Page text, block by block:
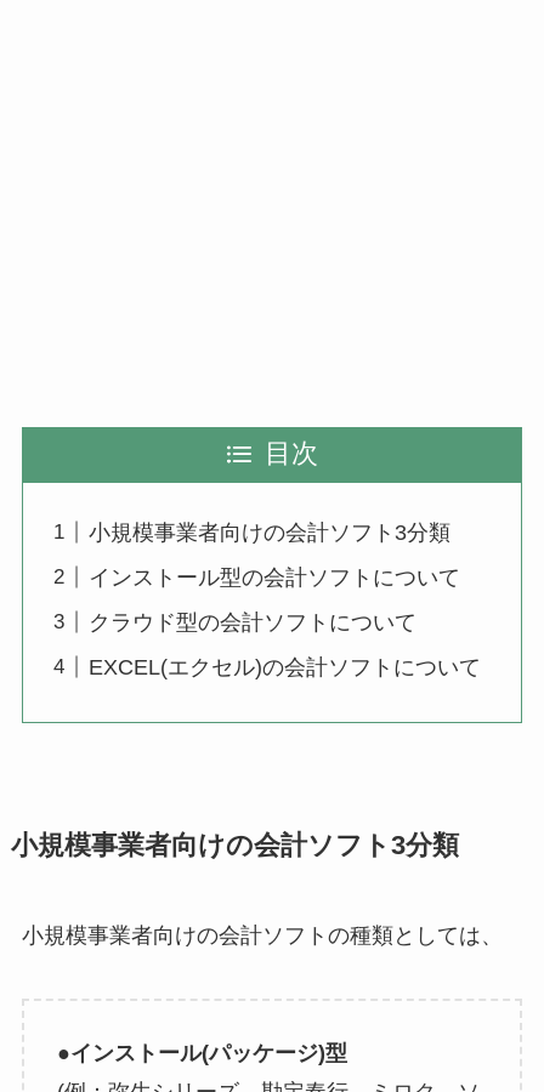
目次
小規模事業者向けの会計ソフト3分類
インストール型の会計ソフトについて
クラウド型の会計ソフトについて
EXCEL(エクセル)の会計ソフトについて
小規模事業者向けの会計ソフト3分類
小規模事業者向けの会計ソフトの種類としては、
●インストール(パッケージ)型